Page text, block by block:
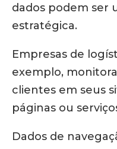
dados podem ser
estratégica.
Empresas de
exemplo,
clientes em seus
páginas ou
Dados de